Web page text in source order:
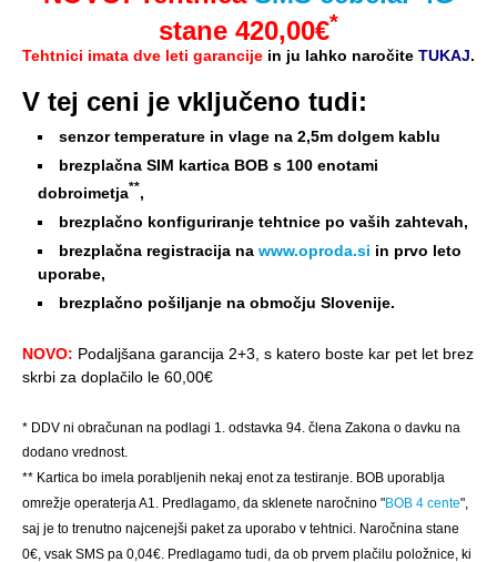
stane 420,00€*
Tehtnici imata dve leti garancije in ju lahko naročite TUKAJ.
V tej ceni je vključeno tudi:
senzor temperature in vlage na 2,5m dolgem kablu
brezplačna SIM kartica BOB s 100 enotami
dobroimetja**,
brezplačno konfiguriranje tehtnice po vaših zahtevah,
brezplačna registracija na www.oproda.si in prvo leto
uporabe,
brezplačno pošiljanje na območju Slovenije.
NOVO: Podaljšana garancija 2+3, s katero boste kar pet let brez
skrbi za doplačilo le 60,00€
* DDV ni obračunan na podlagi 1. odstavka 94. člena Zakona o davku na
dodano vrednost.
** Kartica bo imela porabljenih nekaj enot za testiranje. BOB uporablja
omrežje operaterja A1. Predlagamo, da sklenete naročnino "BOB 4 cente",
saj je to trenutno najcenejši paket za uporabo v tehtnici. Naročnina stane
0€, vsak SMS pa 0,04€. Predlagamo tudi, da ob prvem plačilu položnice, ki